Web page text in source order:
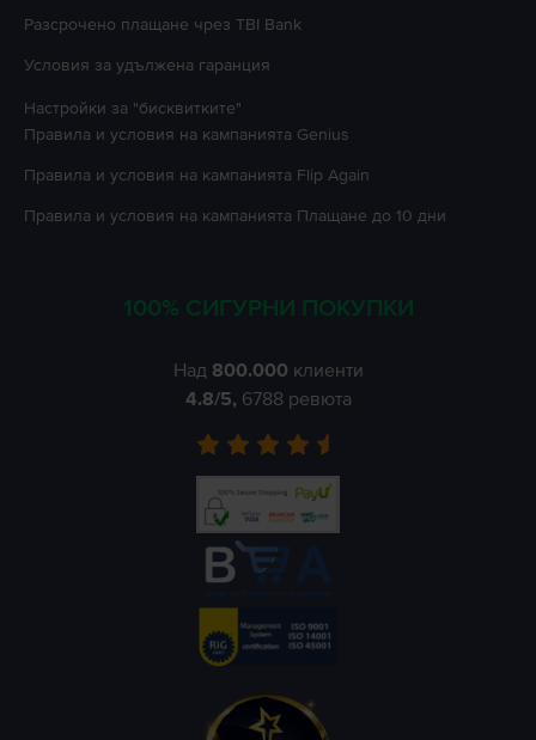
Разсрочено плащане чрез TBI Bank
Условия за удължена гаранция
Настройки за "бисквитките"
Правила и условия на кампанията Genius
Правила и условия на кампанията Flip Again
Правила и условия на кампанията Плащане до 10 дни
100% СИГУРНИ ПОКУПКИ
Над 800.000 клиенти
4.8/5, 6788 ревюта